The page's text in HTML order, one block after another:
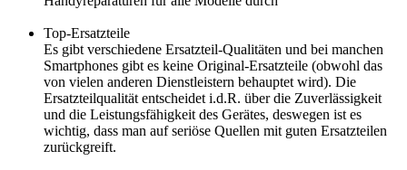
Top-Ersatzteile
Es gibt verschiedene Ersatzteil-Qualitäten und bei manchen
Smartphones gibt es keine Original-Ersatzteile (obwohl das
von vielen anderen Dienstleistern behauptet wird). Die
Ersatzteilqualität entscheidet i.d.R. über die Zuverlässigkeit
und die Leistungsfähigkeit des Gerätes, deswegen ist es
wichtig, dass man auf seriöse Quellen mit guten Ersatzteilen
zurückgreift.